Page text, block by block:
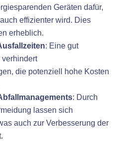
Geräten dafür,
effizienter wird. Dies
erheblich.
: Eine gut
verhindert
die potenziell hohe Kosten
: Durch
lassen sich
auch zur Verbesserung der